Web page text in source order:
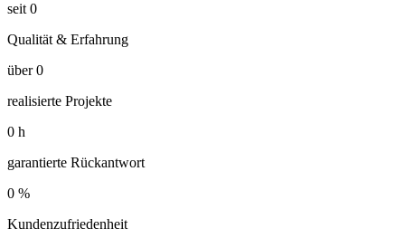
seit 0
Qualität & Erfahrung
über 0
realisierte Projekte
0 h
garantierte Rückantwort
0 %
Kundenzufriedenheit